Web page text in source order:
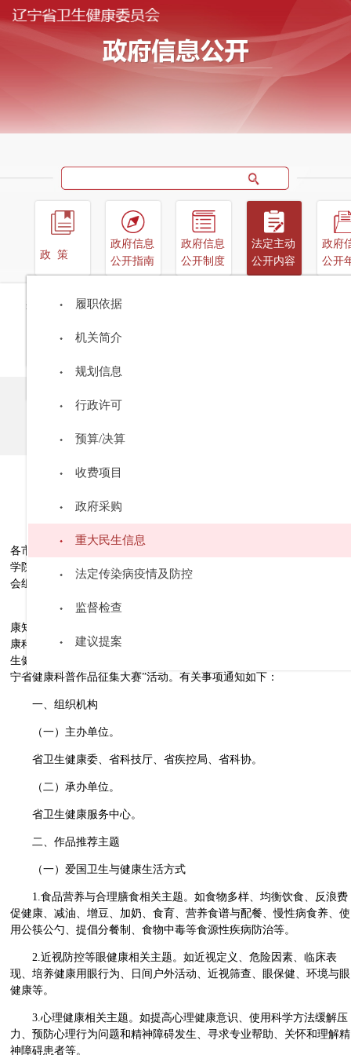
政策
行政规范性文件
省级文件
国家级文件
政府信息
公开指南
辽宁省卫生健康委员会
辽宁省疾病预防控制局
政府信息
公开制度
法定主动
公开内容
履职依据
机关简介
规划信息
行政许可
预算/决算
收费项目
政府采购
重大民生信息
法定传染病疫情及防控
监督检查
建议提案
政府
公开
当前位置： 首页>政府信息公开
辽卫发〔2024〕33号
各市卫生健康委、科技局、科协，沈抚示范区社会事业局，省属高等医
学院校各附属医院，委直属各单位,省疾病预防控制中心，业务主管社
会组织：
为进一步深入推进健康知识普及，不断满足人民群众日益增长的健
康知识需求，提升全民健康素养，引导广大卫生健康工作者积极参与健
康科普,不断增强健康科普的传播力、引导力、影响力和公信力，省卫
生健康委、省科技厅、省疾病预防控制局、省科协联合开展“2024年辽
宁省健康科普作品征集大赛”活动。有关事项通知如下：
一、组织机构
（一）主办单位。
省卫生健康委、省科技厅、省疾控局、省科协。
（二）承办单位。
省卫生健康服务中心。
二、作品推荐主题
（一）爱国卫生与健康生活方式
1.食品营养与合理膳食相关主题。如食物多样、均衡饮食、反浪费
促健康、减油、增豆、加奶、食育、营养食谱与配餐、慢性病食养、使
用公筷公勺、提倡分餐制、食物中毒等食源性疾病防治等。
2.近视防控等眼健康相关主题。如近视定义、危险因素、临床表
现、培养健康用眼行为、日间户外活动、近视筛查、眼保健、环境与眼
健康等。
3.心理健康相关主题。如提高心理健康意识、使用科学方法缓解压
力、预防心理行为问题和精神障碍发生、寻求专业帮助、关怀和理解精
神障碍患者等。